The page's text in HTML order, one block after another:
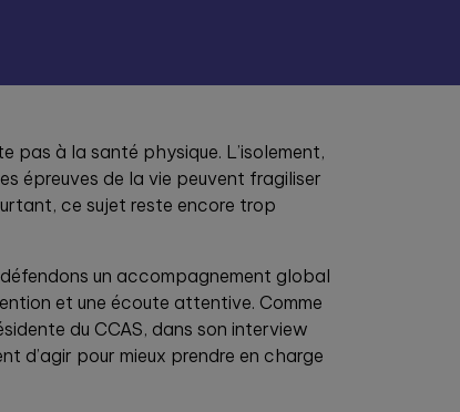
pas à la santé physique. L’isolement,
épreuves de la vie peuvent fragiliser
ce sujet reste encore trop
défendons un accompagnement global
et une écoute attentive. Comme
du CCAS, dans son interview
d’agir pour mieux prendre en charge